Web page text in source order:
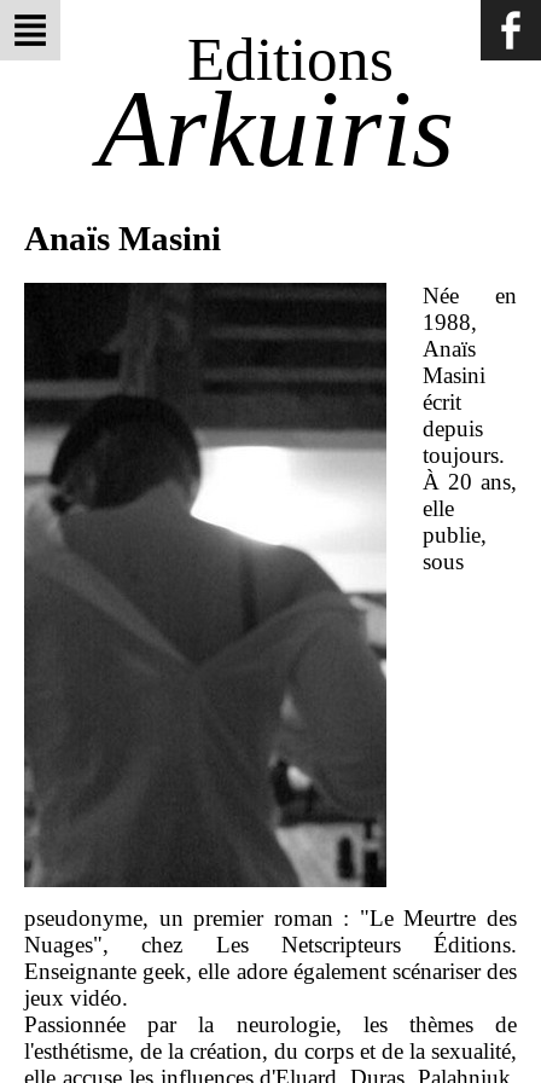
Editions
Arkuiris
Anaïs Masini
Née en
1988,
Anaïs
Masini
écrit
depuis
toujours.
À 20 ans,
elle
publie,
sous
pseudonyme, un premier roman : "Le Meurtre des
Nuages", chez Les Netscripteurs Éditions.
Enseignante geek, elle adore également scénariser des
jeux vidéo.
Passionnée par la neurologie, les thèmes de
l'esthétisme, de la création, du corps et de la sexualité,
elle accuse les influences d'Eluard, Duras, Palahniuk,